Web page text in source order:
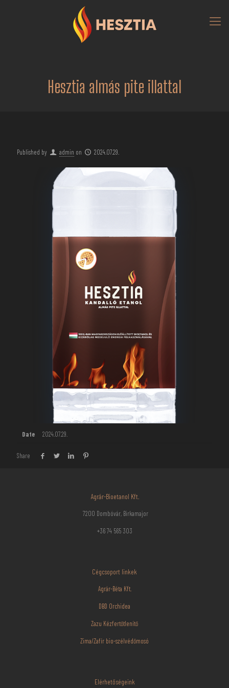
Hesztia almás pite illattal
Published by admin on 2024.07.29.
Date 2024.07.29.
Share
Agrár-Bioetanol Kft.
7200 Dombóvár, Birkamajor
+36 74 565 303
Cégcsoport linkek
Agrár-Béta Kft.
DBD Orchidea
Zazu Kézfertőtlenítő
Zima/Zafír bio-szélvédőmosó
Elérhetőségeink